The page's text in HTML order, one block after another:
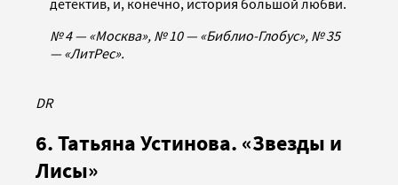
№ 4 — «Москва», № 10 — «Библио-Глобус», № 35
— «ЛитРес».
DR
6. Татьяна Устинова. «Звезды и
Лисы»